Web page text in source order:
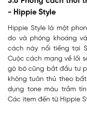
- Hippie Style
Hippie Style là một
do và phóng khoáng
cách này nổi tiếng tại
Cuộc cách mạng về lối
gò bó cũng bắt đầu tư
không tuân thủ theo
dụng tone màu trầm
Các item đến từ Hippie